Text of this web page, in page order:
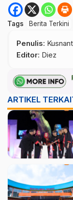
Tags Berita Terkini
Penulis:
Editor: Diez
ARTIKEL